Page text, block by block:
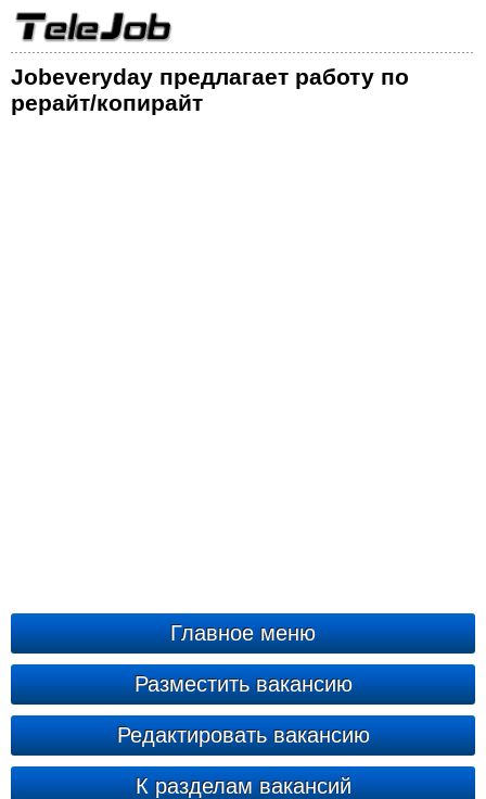
Jobeveryday предлагает работу по
рерайт/копирайт
Главное меню
Разместить вакансию
Редактировать вакансию
К разделам вакансий